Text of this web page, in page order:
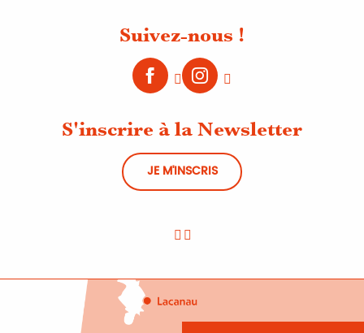
Suivez-nous !
S'inscrire à la Newsletter
JE M'INSCRIS